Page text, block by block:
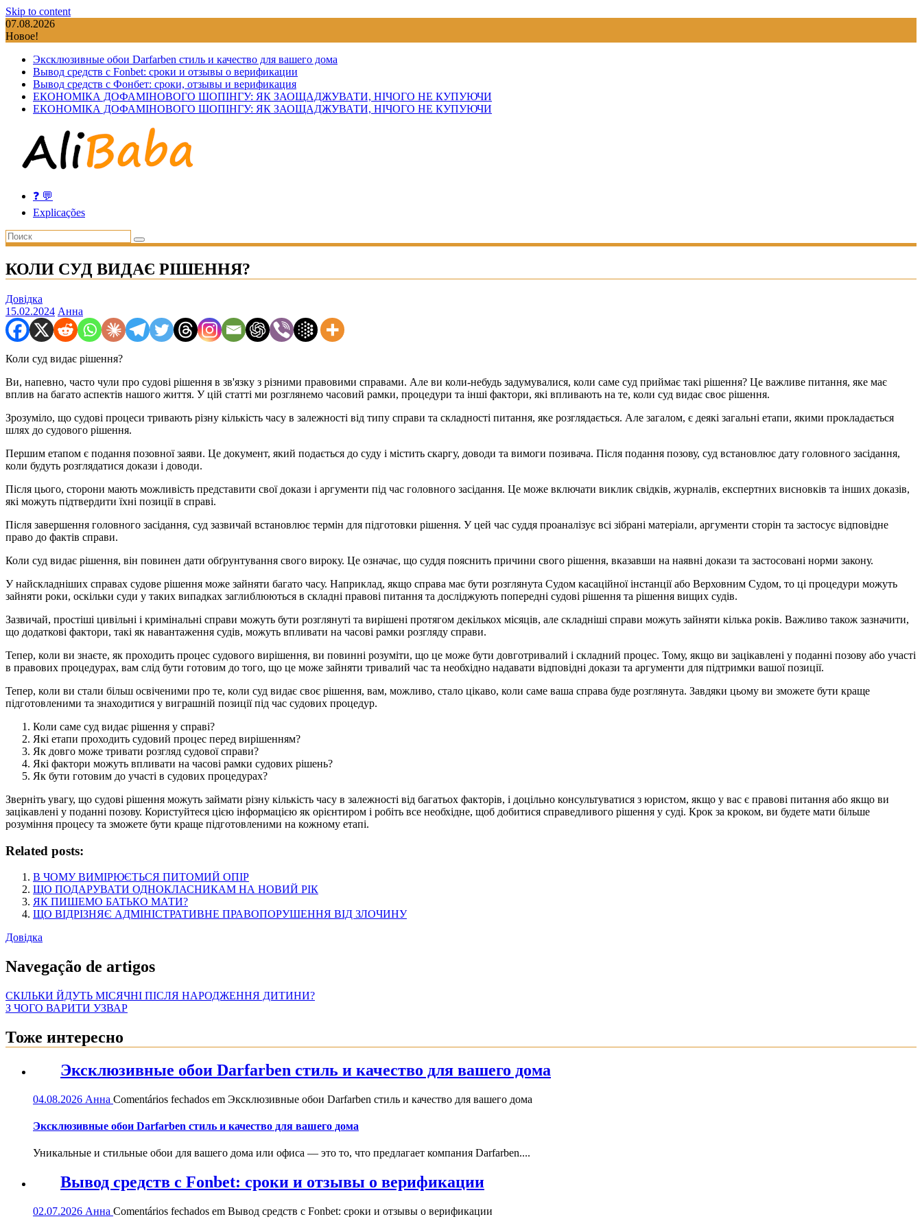
Skip to content
07.08.2026
Новое!
Эксклюзивные обои Darfarben стиль и качество для вашего дома
Вывод средств с Fonbet: сроки и отзывы о верификации
Вывод средств с Фонбет: сроки, отзывы и верификация
ЕКОНОМІКА ДОФАМІНОВОГО ШОПІНГУ: ЯК ЗАОЩАДЖУВАТИ, НІЧОГО НЕ КУПУЮЧИ
ЕКОНОМІКА ДОФАМІНОВОГО ШОПІНГУ: ЯК ЗАОЩАДЖУВАТИ, НІЧОГО НЕ КУПУЮЧИ
❓ 💬
Explicações
КОЛИ СУД ВИДАЄ РІШЕННЯ?
Довідка
15.02.2024 Анна
Коли суд видає рішення?
Ви, напевно, часто чули про судові рішення в зв'язку з різними правовими справами. Але ви коли-небудь задумувалися, коли саме суд приймає такі рішення? Це важливе питання, яке має
вплив на багато аспектів нашого життя. У цій статті ми розглянемо часовий рамки, процедури та інші фактори, які впливають на те, коли суд видає своє рішення.
Зрозуміло, що судові процеси тривають різну кількість часу в залежності від типу справи та складності питання, яке розглядається. Але загалом, є деякі загальні етапи, якими прокладається
шлях до судового рішення.
Першим етапом є подання позовної заяви. Це документ, який подається до суду і містить скаргу, доводи та вимоги позивача. Після подання позову, суд встановлює дату головного засідання,
коли будуть розглядатися докази і доводи.
Після цього, сторони мають можливість представити свої докази і аргументи під час головного засідання. Це може включати виклик свідків, журналів, експертних висновків та інших доказів,
які можуть підтвердити їхні позиції в справі.
Після завершення головного засідання, суд зазвичай встановлює термін для підготовки рішення. У цей час суддя проаналізує всі зібрані матеріали, аргументи сторін та застосує відповідне
право до фактів справи.
Коли суд видає рішення, він повинен дати обґрунтування свого вироку. Це означає, що суддя пояснить причини свого рішення, вказавши на наявні докази та застосовані норми закону.
У найскладніших справах судове рішення може зайняти багато часу. Наприклад, якщо справа має бути розглянута Судом касаційної інстанції або Верховним Судом, то ці процедури можуть
зайняти роки, оскільки суди у таких випадках заглиблюються в складні правові питання та досліджують попередні судові рішення та рішення вищих судів.
Зазвичай, простіші цивільні і кримінальні справи можуть бути розглянуті та вирішені протягом декількох місяців, але складніші справи можуть зайняти кілька років. Важливо також зазначити,
що додаткові фактори, такі як навантаження судів, можуть впливати на часові рамки розгляду справи.
Тепер, коли ви знаєте, як проходить процес судового вирішення, ви повинні розуміти, що це може бути довготривалий і складний процес. Тому, якщо ви зацікавлені у поданні позову або участі
в правових процедурах, вам слід бути готовим до того, що це може зайняти тривалий час та необхідно надавати відповідні докази та аргументи для підтримки вашої позиції.
Тепер, коли ви стали більш освіченими про те, коли суд видає своє рішення, вам, можливо, стало цікаво, коли саме ваша справа буде розглянута. Завдяки цьому ви зможете бути краще
підготовленими та знаходитися у виграшній позиції під час судових процедур.
Коли саме суд видає рішення у справі?
Які етапи проходить судовий процес перед вирішенням?
Як довго може тривати розгляд судової справи?
Які фактори можуть впливати на часові рамки судових рішень?
Як бути готовим до участі в судових процедурах?
Зверніть увагу, що судові рішення можуть займати різну кількість часу в залежності від багатьох факторів, і доцільно консультуватися з юристом, якщо у вас є правові питання або якщо ви
зацікавлені у поданні позову. Користуйтеся цією інформацією як орієнтиром і робіть все необхідне, щоб добитися справедливого рішення у суді. Крок за кроком, ви будете мати більше
розуміння процесу та зможете бути краще підготовленими на кожному етапі.
Related posts:
В ЧОМУ ВИМІРЮЄТЬСЯ ПИТОМИЙ ОПІР
ЩО ПОДАРУВАТИ ОДНОКЛАСНИКАМ НА НОВИЙ РІК
ЯК ПИШЕМО БАТЬКО МАТИ?
ЩО ВІДРІЗНЯЄ АДМІНІСТРАТИВНЕ ПРАВОПОРУШЕННЯ ВІД ЗЛОЧИНУ
Довідка
Navegação de artigos
СКІЛЬКИ ЙДУТЬ МІСЯЧНІ ПІСЛЯ НАРОДЖЕННЯ ДИТИНИ?
З ЧОГО ВАРИТИ УЗВАР
Тоже интересно
Эксклюзивные обои Darfarben стиль и качество для вашего дома
04.08.2026 Анна Comentários fechados em Эксклюзивные обои Darfarben стиль и качество для вашего дома
Эксклюзивные обои Darfarben стиль и качество для вашего дома
Уникальные и стильные обои для вашего дома или офиса — это то, что предлагает компания Darfarben....
Вывод средств с Fonbet: сроки и отзывы о верификации
02.07.2026 Анна Comentários fechados em Вывод средств с Fonbet: сроки и отзывы о верификации